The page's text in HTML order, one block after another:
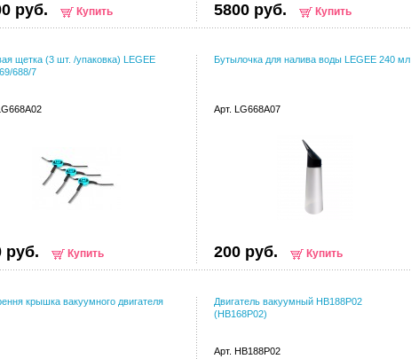
руб. Купить 5800 руб. Купить
щетка (3 шт. /упаковка) LEGEE
688/7
руб. Купить
Бутылочка для налива воды LEGEE 240 мл
Арт. LG668A07
200 руб. Купить
крышка вакуумного двигателя
Двигатель вакуумный HB188P02
(HB168P02)
Арт. HB188P02